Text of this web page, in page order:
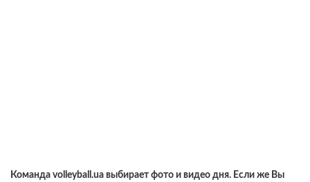
Команда volleyball.ua выбирает фото и видео дня. Если же Вы